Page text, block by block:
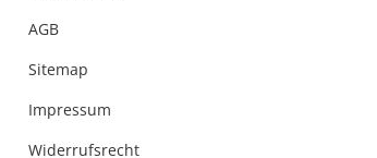
AGB
Sitemap
Impressum
Widerrufsrecht